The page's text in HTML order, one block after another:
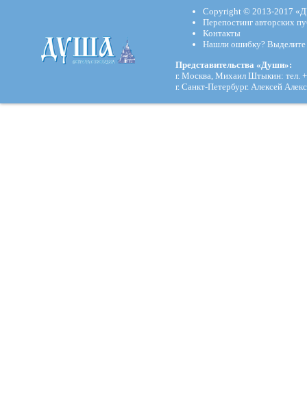
Copyright © 2013-2017
Перепостинг авторских
Контакты
Нашли ошибку?
Представительства «Души»:
г. Москва, Михаил Штыкин: тел.
г. Санкт-Петербург. Алексей